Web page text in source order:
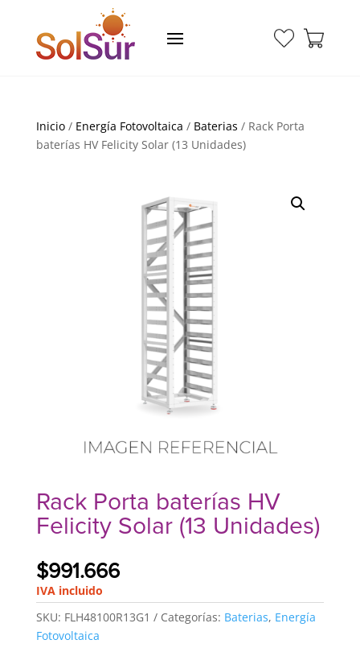
Inicio/ Energía Fotovoltaica / Baterias / Rack Porta
baterías HV Felicity Solar (13 Unidades)
Rack Porta baterías HV
Felicity Solar (13 Unidades)
$991.666
IVA incluido
SKU: FLH48100R13G1 Categorías: Baterias, Energía
Fotovoltaica